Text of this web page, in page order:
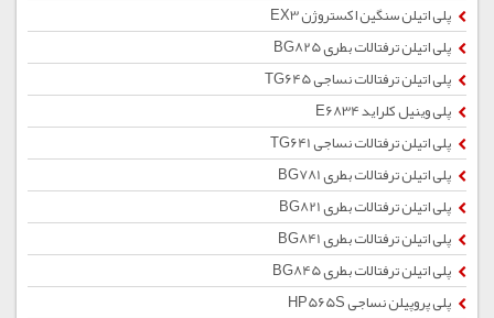
پلی اتیلن سنگین اکستروژن EX3
پلی اتیلن ترفتالات بطری BG825
پلی اتیلن ترفتالات نساجی TG645
پلی وینیل کلراید E6834
پلی اتیلن ترفتالات نساجی TG641
پلی اتیلن ترفتالات بطری BG781
پلی اتیلن ترفتالات بطری BG821
پلی اتیلن ترفتالات بطری BG841
پلی اتیلن ترفتالات بطری BG845
پلی پروپیلن نساجی HP565S